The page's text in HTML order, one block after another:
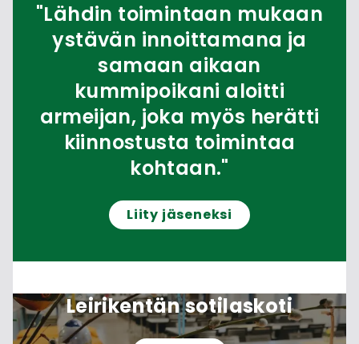
"Lähdin toimintaan mukaan
ystävän innoittamana ja
samaan aikaan
kummipoikani aloitti
armeijan, joka myös herätti
kiinnostusta toimintaa
kohtaan."
Liity jäseneksi
Leirikentän sotilaskoti